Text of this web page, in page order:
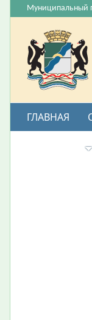
Муниципальный
ГЛАВНАЯ